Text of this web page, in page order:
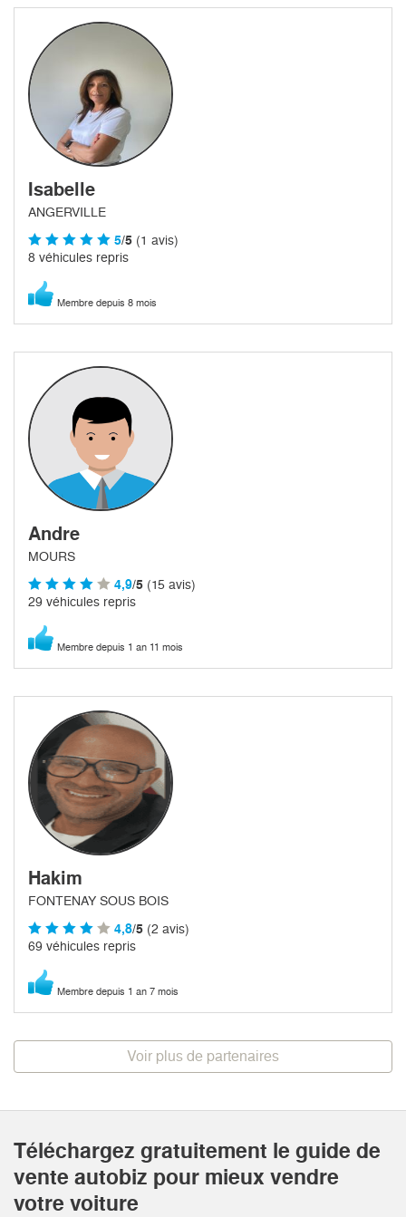
Isabelle
ANGERVILLE
5/5 (1 avis)
8 véhicules repris
Membre depuis 8 mois
Andre
MOURS
4,9/5 (15 avis)
29 véhicules repris
Membre depuis 1 an 11 mois
Hakim
FONTENAY SOUS BOIS
4,8/5 (2 avis)
69 véhicules repris
Membre depuis 1 an 7 mois
Voir plus de partenaires
Téléchargez gratuitement le guide de
vente autobiz pour mieux vendre
votre voiture